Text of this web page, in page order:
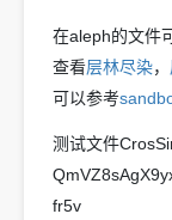
在aleph的文件
查看层林尽染，
可以参考
测试文件
fr5v